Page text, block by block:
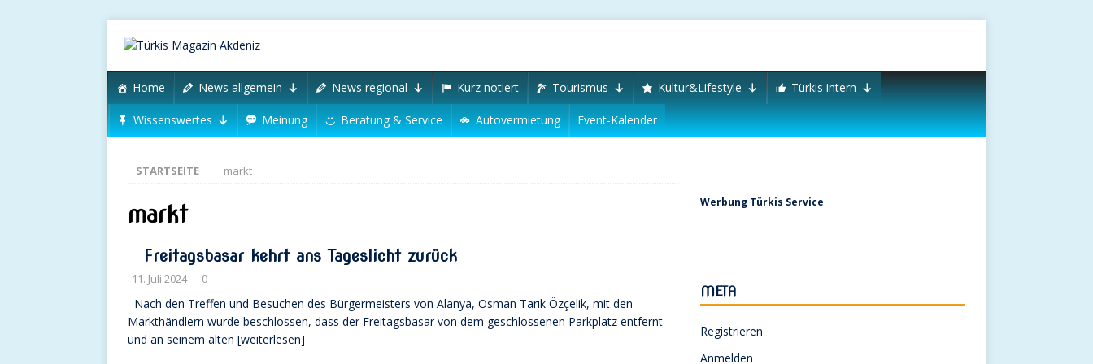
Home News allgemein News regional Kurz notiert Tourismus Kultur&Lifestyle Türkis intern
Wissenswertes Meinung Beratung & Service Autovermietung Event-Kalender
STARTSEITE markt
markt
Freitagsbasar kehrt ans Tageslicht zurück
11. Juli 2024 0
Nach den Treffen und Besuchen des Bürgermeisters von Alanya, Osman Tarık Özçelik, mit den
Markthändlern wurde beschlossen, dass der Freitagsbasar von dem geschlossenen Parkplatz entfernt
und an seinem alten [weiterlesen]
Werbung Türkis Service
META
Registrieren
Anmelden